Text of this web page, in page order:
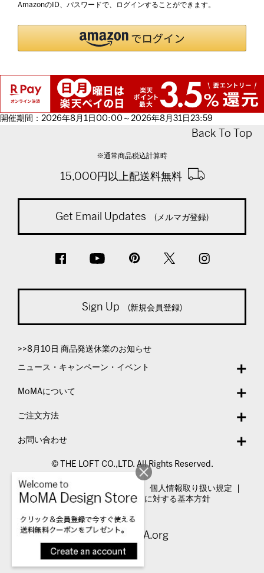
AmazonのID、パスワードで、ログインすることができます。
開催期間：2026年8月1日00:00～2026年8月31日23:59
Back To Top
※通常商品税込計算時
15,000円以上配送料無料
Get Email Updates (メルマガ登録)
Sign Up (新規会員登録)
>>8月10日 商品発送休業のお知らせ
ニュース・キャンペーン・イベント
MoMAについて
ご注文方法
お問い合わせ
© THE LOFT CO.,LTD. All Rights Reserved.
特定商取引法表示
個人情報取り扱い規定
カスタマーハラスメントに対する基本方針
Visit MoMA.org